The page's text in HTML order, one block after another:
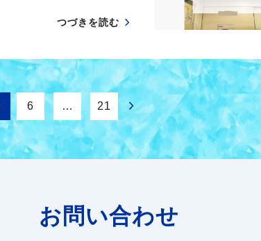
つづきを読む
6 … 21
お問い合わせ